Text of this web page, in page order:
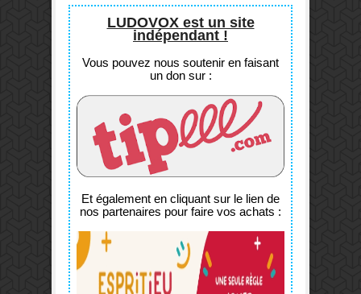
LUDOVOX est un site
indépendant !
Vous pouvez nous soutenir en faisant
un don sur :
Et également en cliquant sur le lien de
nos partenaires pour faire vos achats :